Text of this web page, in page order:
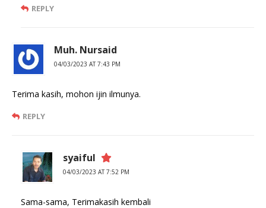
REPLY
Muh. Nursaid
04/03/2023 AT 7:43 PM
Terima kasih, mohon ijin ilmunya.
REPLY
syaiful
04/03/2023 AT 7:52 PM
Sama-sama, Terimakasih kembali